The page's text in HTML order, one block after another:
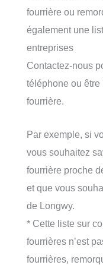
fourrière ou
également une
entreprises
Contactez-nous
téléphone ou
fourrière.
Par exemple, si
vous souhaitez
fourrière proche
et que vous
de Longwy.
* Cette liste sur
fourrières n’est
fourrières,